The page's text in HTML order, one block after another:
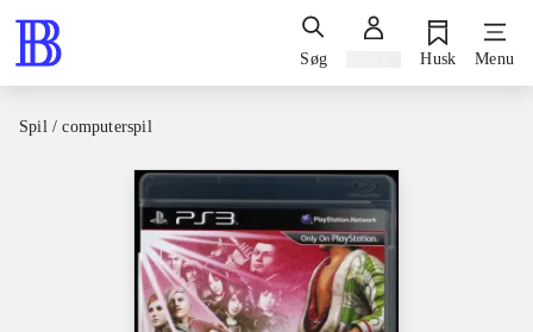
Søg Husk Menu
Spil / computerspil